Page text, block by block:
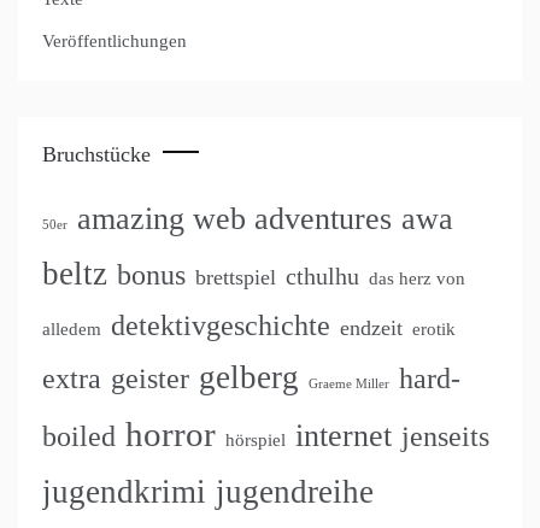
Veröffentlichungen
Bruchstücke
50er amazing web adventures awa
beltz bonus brettspiel cthulhu das herz von
alledem detektivgeschichte endzeit erotik
extra geister gelberg Graeme Miller
hard-
boiled horror hörspiel internet jenseits
jugendkrimi jugendreihe